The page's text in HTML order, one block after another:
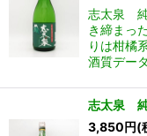
志太泉
き締まっ
りは柑橘
酒質デー
志太泉
3,850円(